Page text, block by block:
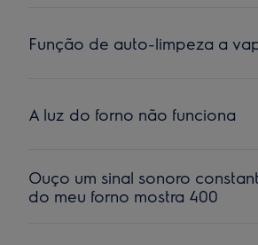
Função de auto-limpeza a
A luz do forno não funciona
Ouço um sinal sonoro
do meu forno mostra 400